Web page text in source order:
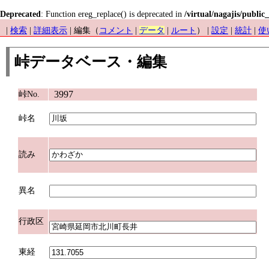
Deprecated: Function ereg_replace() is deprecated in /virtual/nagajis/
検索 詳細表示 | 編集（ コメント データ ルート ） | 設定 統計 使
峠データベース・編集
峠No. 3997
峠名
読み
異名
行政区
東経